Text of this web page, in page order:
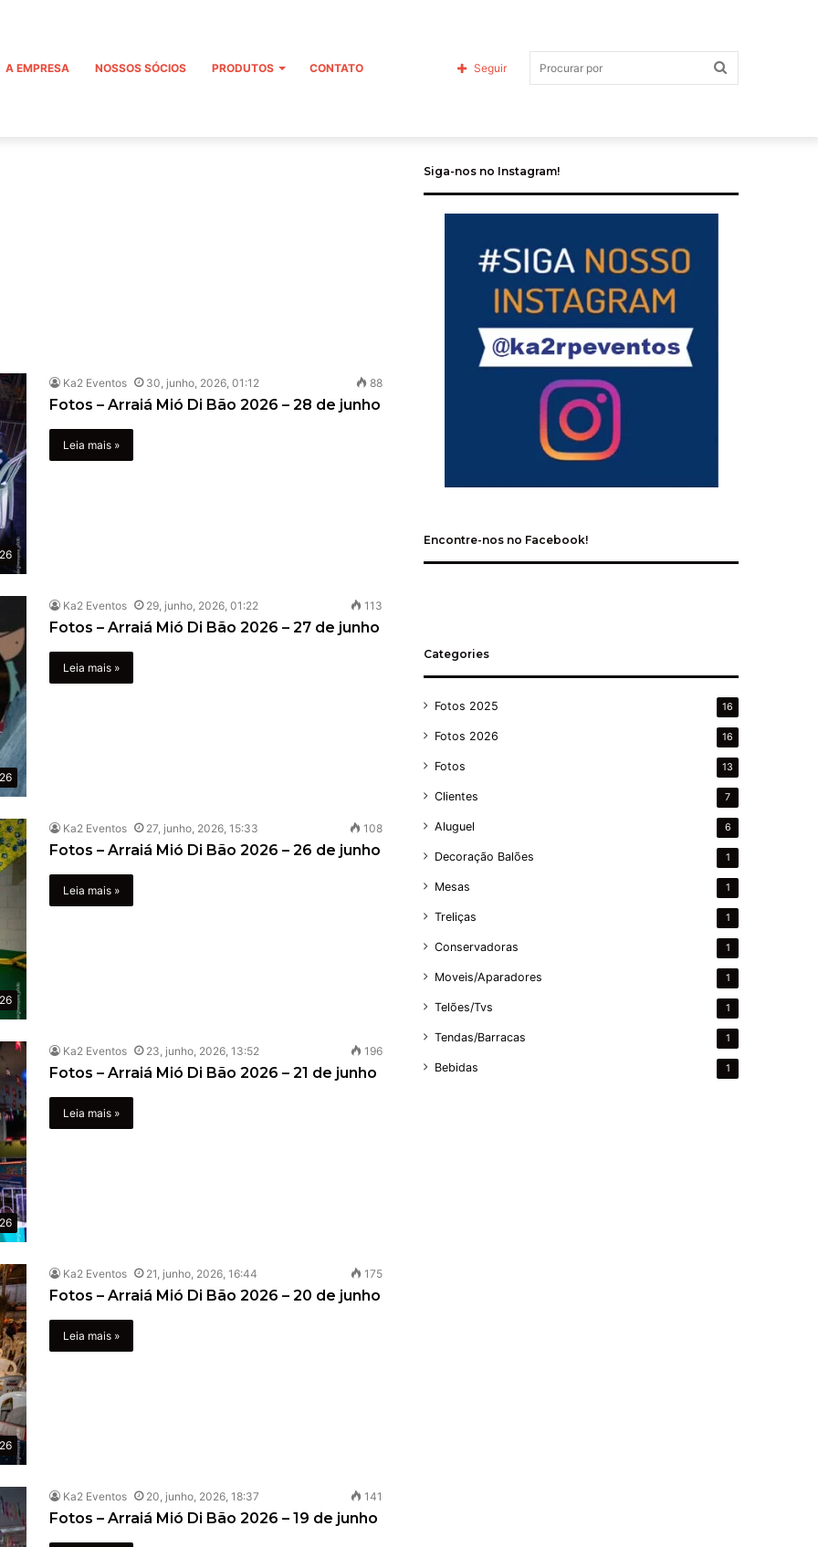
A EMPRESA NOSSOS SÓCIOS PRODUTOS CONTATO Seguir
Ka2 Eventos 30, junho, 2026, 01:12 88
Fotos – Arraiá Mió Di Bão 2026 – 28 de junho
Leia mais »
Ka2 Eventos 29, junho, 2026, 01:22 113
Fotos – Arraiá Mió Di Bão 2026 – 27 de junho
Leia mais »
Ka2 Eventos 27, junho, 2026, 15:33 108
Fotos – Arraiá Mió Di Bão 2026 – 26 de junho
Leia mais »
Ka2 Eventos 23, junho, 2026, 13:52 196
Fotos – Arraiá Mió Di Bão 2026 – 21 de junho
Leia mais »
Ka2 Eventos 21, junho, 2026, 16:44 175
Fotos – Arraiá Mió Di Bão 2026 – 20 de junho
Leia mais »
Ka2 Eventos 20, junho, 2026, 18:37 141
Fotos – Arraiá Mió Di Bão 2026 – 19 de junho
Siga-nos no Instagram!
Encontre-nos no Facebook!
Categories
Fotos 2025 16
Fotos 2026 16
Fotos 13
Clientes 7
Aluguel 6
Decoração Balões 1
Mesas 1
Treliças 1
Conservadoras 1
Moveis/Aparadores 1
Telões/Tvs 1
Tendas/Barracas 1
Bebidas 1